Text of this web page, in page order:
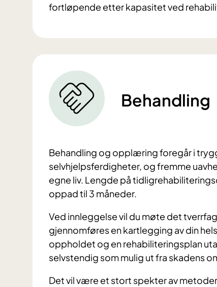
fortløpende etter kapasitet ved
Behandling
Behandling og opplæring foregår i
selvhjelpsferdigheter, og fremme
egne liv. Lengde på
oppad til 3 måneder.
Ved innleggelse vil du møte det
gjennomføres en kartlegging av din
oppholdet og en rehabiliteringsplan
selvstendig som mulig ut fra skadens
Det vil være et stort spekter av